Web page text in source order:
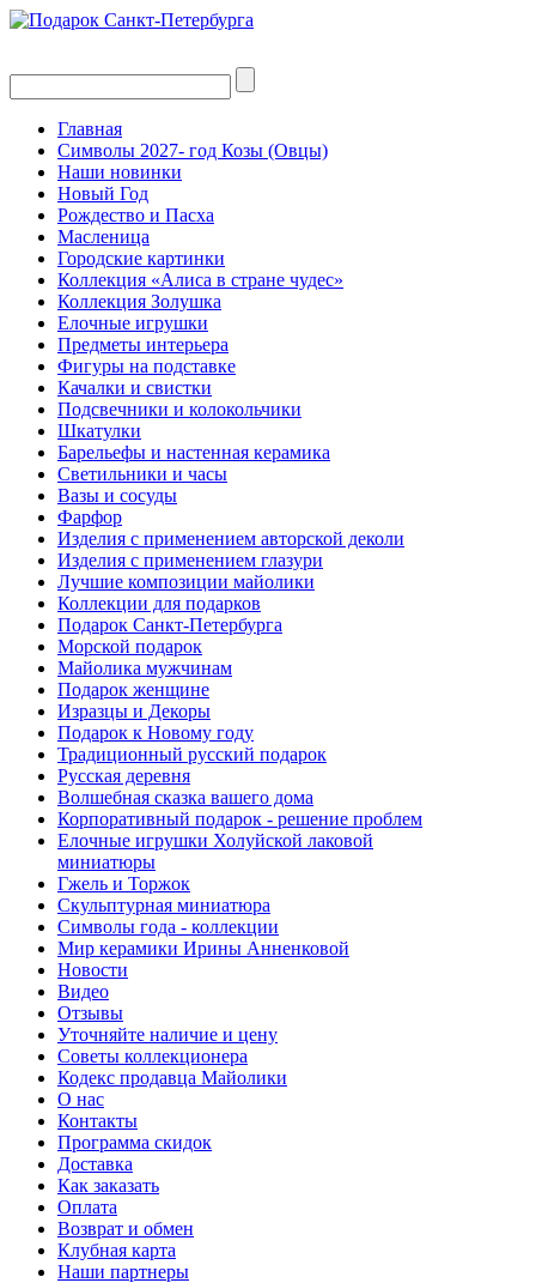
Главная
Символы 2027- год Козы (Овцы)
Наши новинки
Новый Год
Рождество и Пасха
Масленица
Городские картинки
Коллекция «Алиса в стране чудес»
Коллекция Золушка
Елочные игрушки
Предметы интерьера
Фигуры на подставке
Качалки и свистки
Подсвечники и колокольчики
Шкатулки
Барельефы и настенная керамика
Светильники и часы
Вазы и сосуды
Фарфор
Изделия с применением авторской деколи
Изделия с применением глазури
Лучшие композиции майолики
Коллекции для подарков
Подарок Санкт-Петербурга
Морской подарок
Майолика мужчинам
Подарок женщине
Изразцы и Декоры
Подарок к Новому году
Традиционный русский подарок
Русская деревня
Волшебная сказка вашего дома
Корпоративный подарок - решение проблем
Елочные игрушки Холуйской лаковой
миниатюры
Гжель и Торжок
Скульптурная миниатюра
Символы года - коллекции
Мир керамики Ирины Анненковой
Новости
Видео
Отзывы
Уточняйте наличие и цену
Советы коллекционера
Кодекс продавца Майолики
О нас
Контакты
Программа скидок
Доставка
Как заказать
Оплата
Возврат и обмен
Клубная карта
Наши партнеры